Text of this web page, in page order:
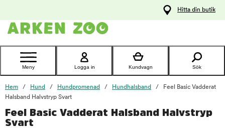
Kontakta
Hitta din butik
Meny Logga in Kundvagn Sök
Hem Hund Hundpromenad Hundhalsband
Feel Basic Vadderat
Halsband Halvstryp Svart
Feel Basic Vadderat Halsband Halvstryp
Svart
foo